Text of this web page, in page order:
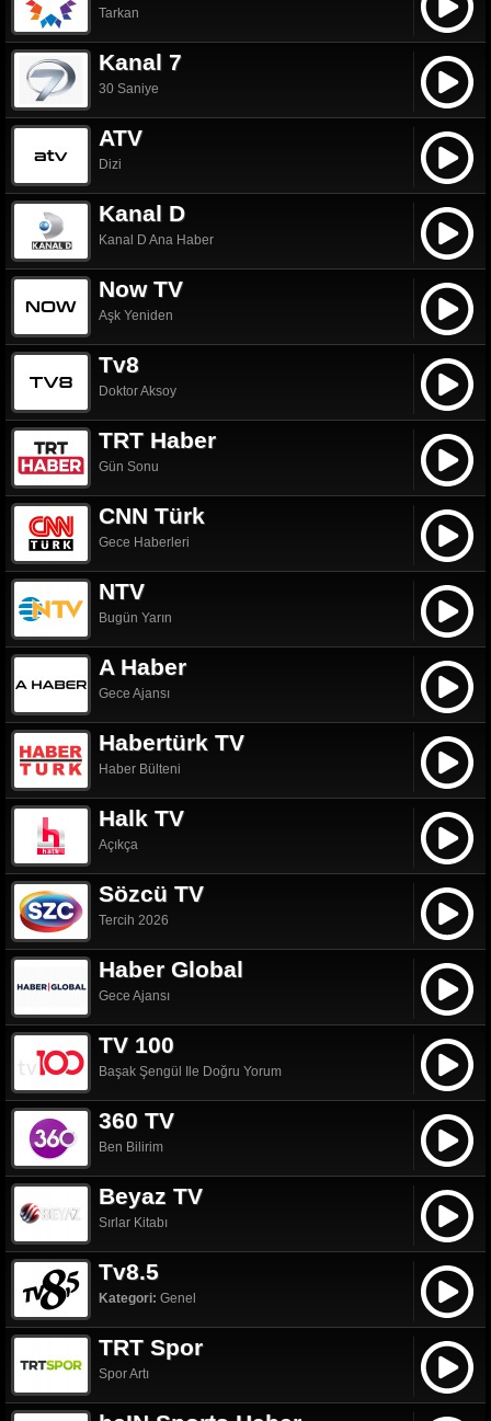
Tarkan
Kanal 7
30 Saniye
ATV
Dizi
Kanal D
Kanal D Ana Haber
Now TV
Aşk Yeniden
Tv8
Doktor Aksoy
TRT Haber
Gün Sonu
CNN Türk
Gece Haberleri
NTV
Bugün Yarın
A Haber
Gece Ajansı
Habertürk TV
Haber Bülteni
Halk TV
Açıkça
Sözcü TV
Tercih 2026
Haber Global
Gece Ajansı
TV 100
Başak Şengül Ile Doğru Yorum
360 TV
Ben Bilirim
Beyaz TV
Sırlar Kitabı
Tv8.5
Kategori: Genel
TRT Spor
Spor Artı